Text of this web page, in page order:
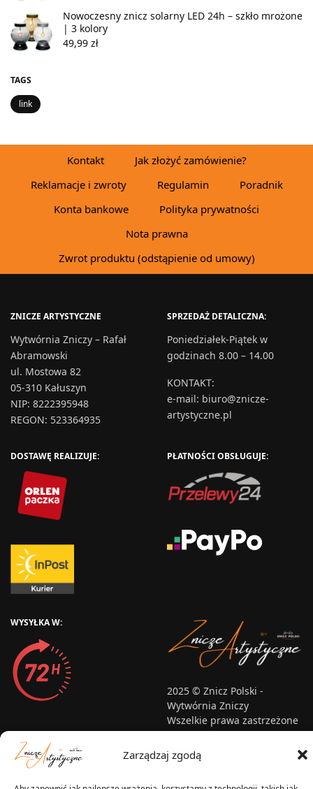
Zarządzaj zgodą
Nowoczesny znicz solarny LED 24h – szkło mrożone
| 3 kolory
49,99 zł
TAGS
link
Kontakt
Jak złożyć zamówienie?
Reklamacje i zwroty
Regulamin
Poradnik
Konta bankowe
Polityka prywatności
Nota prawna
Zwrot produktu (odstąpienie od umowy)
ZNICZE ARTYSTYCZNE
Wytwórnia Zniczy – Rafał
Abramowski
ul. Mostowa 82
05-310 Kałuszyn
NIP: 8222395948
REGON: 523364935
SPRZEDAŻ DETALICZNA:
Poniedziałek-Piątek w
godzinach 8.00 – 14.00
KONTAKT:
e-mail: biuro@znicze-
artystyczne.pl
DOSTAWĘ REALIZUJE: PŁATNOŚCI OBSŁUGUJE:
WYSYŁKA W:
2025 © Znicz Polski -
Wytwórnia Zniczy
Wszelkie prawa zastrzeżone